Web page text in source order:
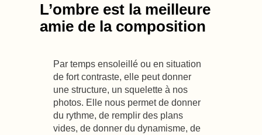
L’ombre est la meilleure
amie de la composition
Par temps ensoleillé ou en situation
de fort contraste, elle peut donner
une structure, un squelette à nos
photos. Elle nous permet de donner
du rythme, de remplir des plans
vides, de donner du dynamisme, de